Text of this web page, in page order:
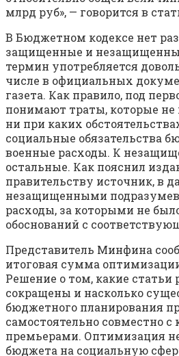
млрд руб», — говорится в
В Бюджетном кодексе нет
защищенные и
термин употребляется
числе в официальных
газета. Как правило, под
понимают траты, которые не
ни при каких
социальные обязательства
военные расходы. К
остальные. Как пояснил
правительству источник, в
незащищенными
расходы, за которыми не
обоснований с
Представитель Минфина
итоговая сумма
Решение о том, какие статьи
сокращены и насколько
бюджетного планирования
самостоятельно совместно
премьерами. Оптимизация
бюджета на социальную